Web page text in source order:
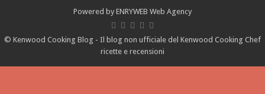
Powered by ENRYWEB Web Agency
© Kenwood Cooking Blog - Il blog non ufficiale del Kenwood Cooking Chef
ricette e recensioni